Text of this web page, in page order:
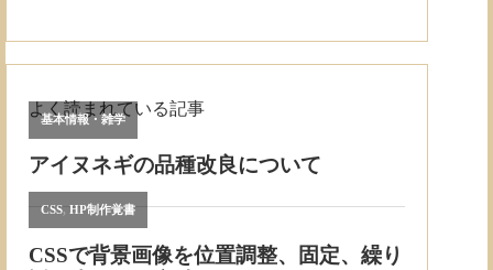
よく読まれている記事